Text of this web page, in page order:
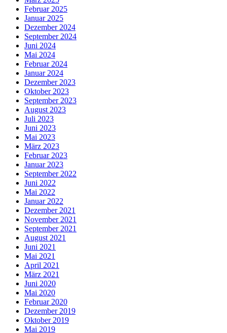
Februar 2025
Januar 2025
Dezember 2024
September 2024
Juni 2024
Mai 2024
Februar 2024
Januar 2024
Dezember 2023
Oktober 2023
September 2023
August 2023
Juli 2023
Juni 2023
Mai 2023
März 2023
Februar 2023
Januar 2023
September 2022
Juni 2022
Mai 2022
Januar 2022
Dezember 2021
November 2021
September 2021
August 2021
Juni 2021
Mai 2021
April 2021
März 2021
Juni 2020
Mai 2020
Februar 2020
Dezember 2019
Oktober 2019
Mai 2019